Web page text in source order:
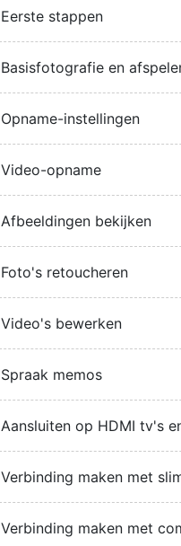
Eerste stappen
Basisfotografie en
Opname-instellingen
Video-opname
Afbeeldingen bekijken
Foto's retoucheren
Video's bewerken
Spraak memos
Aansluiten op HDMI tv's
Verbinding maken met
Verbinding maken met